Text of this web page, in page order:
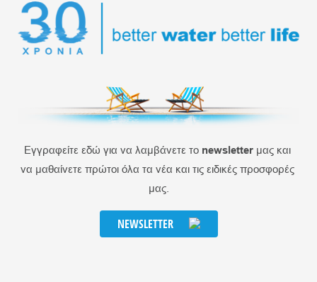
Εγγραφείτε εδώ για να λαμβάνετε το newsletter μας και
να μαθαίνετε πρώτοι όλα τα νέα και τις ειδικές προσφορές
μας.
NEWSLETTER